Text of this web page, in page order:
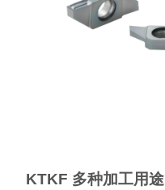
KTKF 多种加工用途